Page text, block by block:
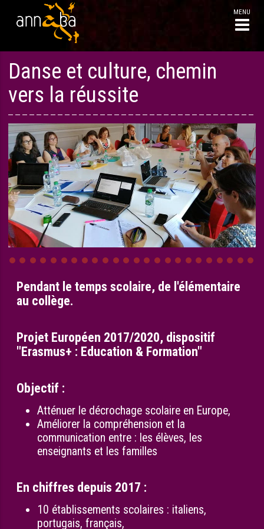
contenu
Danse et culture, chemin
vers la réussite
Pendant le temps scolaire, de l'élémentaire
au collège.
Projet Européen 2017/2020, dispositif
"Erasmus+ : Education & Formation"
Objectif :
Atténuer le décrochage scolaire en Europe,
Améliorer la compréhension et la
communication entre : les élèves, les
enseignants et les familles
En chiffres depuis 2017 :
10 établissements scolaires : italiens,
portugais, français,